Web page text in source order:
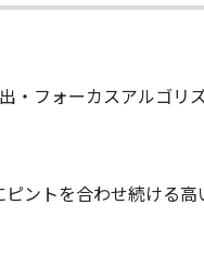
・フォーカスアルゴリ
ントを合わせ続ける高